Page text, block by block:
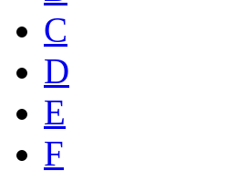
C
D
E
F